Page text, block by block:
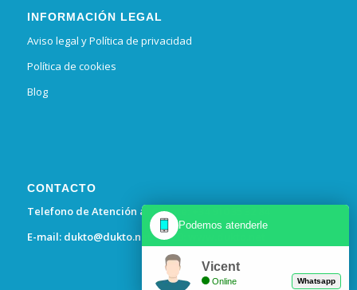
INFORMACIÓN LEGAL
Aviso legal y Política de privacidad
Política de cookies
Blog
CONTACTO
Telefono de Atención al Cliente: +34 910 35 32 84
E-mail: dukto@dukto.net– WEB:
Podemos atenderle
Vicent
Online Whatsapp